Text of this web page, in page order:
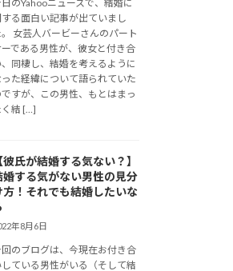
のYahooニュースで、結婚に
する面白い記事が出ていまし
。 女芸人バービーさんのパート
ーである男性が、彼女と付き合
、同棲し、結婚を考えるように
った経緯について語られていた
ですが、この男性、もとはまっ
く結 […]
彼氏が結婚する気ない？】
婚する気がない男性の見分
方！それでも結婚したいな
年8月6日
のブログは、今現在お付き合
している男性がいる（そして結